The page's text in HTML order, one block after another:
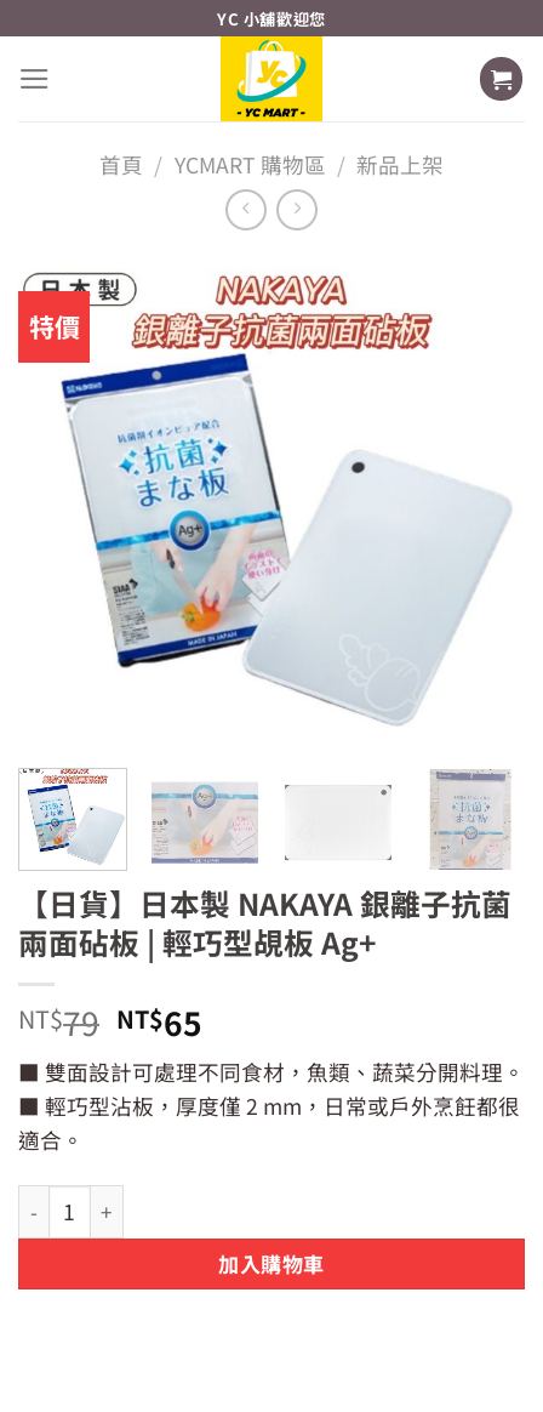
content
YC 小舖歡迎您
首頁 / YCMART 購物區 / 新品上架
特價
【日貨】日本製 NAKAYA 銀離子抗菌
兩面砧板 | 輕巧型覘板 Ag+
NT$79 原
始
價
格：
NT$65
前
價
格：
■ 雙面設計可處理不同食材，魚類、蔬菜分開料理。
■ 輕巧型沾板，厚度僅 2 mm，日常或戶外烹飪都很
適合。
【日貨】日本製 NAKAYA 銀離子抗菌兩面砧板 | 輕巧型覘板
加入購物車